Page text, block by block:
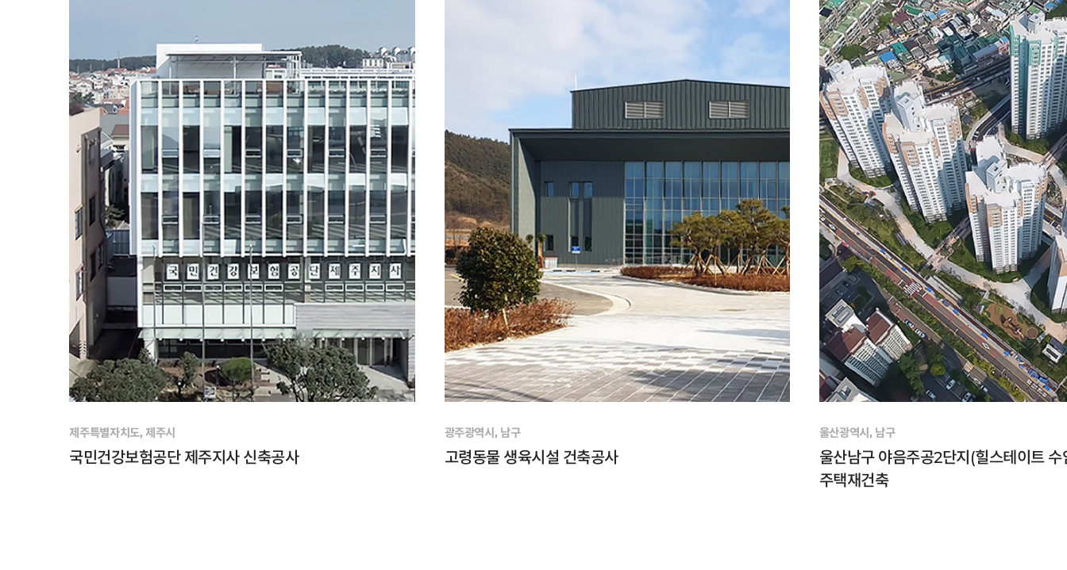
제주특별자치도, 제주시
국민건강보험공단 제주지사 신축공사
광주광역시, 남구
고령동물 생육시설 건축공사
울산광역시, 남구
울산남구 야음주공2단지(힐스테이트 수
주택재건축